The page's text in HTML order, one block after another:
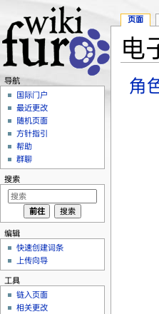
电
角
页面
导航
国际门户
最近更改
随机页面
方针指引
帮助
群聊
搜索
编辑
快速创建词条
上传向导
工具
链入页面
相关更改